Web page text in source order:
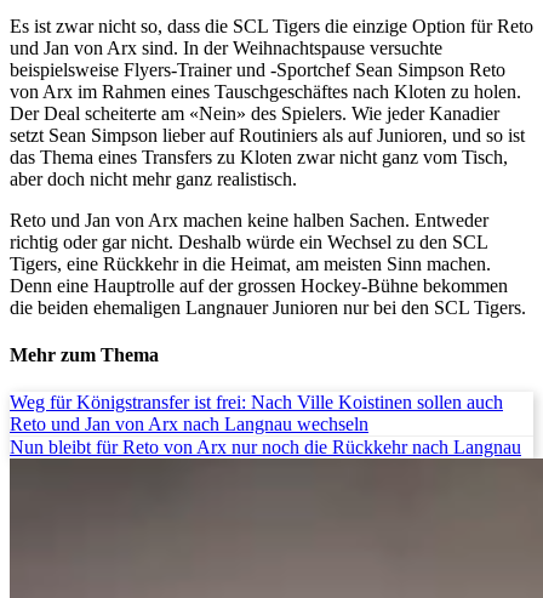
Es ist zwar nicht so, dass die SCL Tigers die einzige Option für Reto
und Jan von Arx sind. In der Weihnachtspause versuchte
beispielsweise Flyers-Trainer und -Sportchef Sean Simpson Reto
von Arx im Rahmen eines Tauschgeschäftes nach Kloten zu holen.
Der Deal scheiterte am «Nein» des Spielers. Wie jeder Kanadier
setzt Sean Simpson lieber auf Routiniers als auf Junioren, und so ist
das Thema eines Transfers zu Kloten zwar nicht ganz vom Tisch,
aber doch nicht mehr ganz realistisch.
Reto und Jan von Arx machen keine halben Sachen. Entweder
richtig oder gar nicht. Deshalb würde ein Wechsel zu den SCL
Tigers, eine Rückkehr in die Heimat, am meisten Sinn machen.
Denn eine Hauptrolle auf der grossen Hockey-Bühne bekommen
die beiden ehemaligen Langnauer Junioren nur bei den SCL Tigers.
Mehr zum Thema
Weg für Königstransfer ist frei: Nach Ville Koistinen sollen auch
Reto und Jan von Arx nach Langnau wechseln
Nun bleibt für Reto von Arx nur noch die Rückkehr nach Langnau